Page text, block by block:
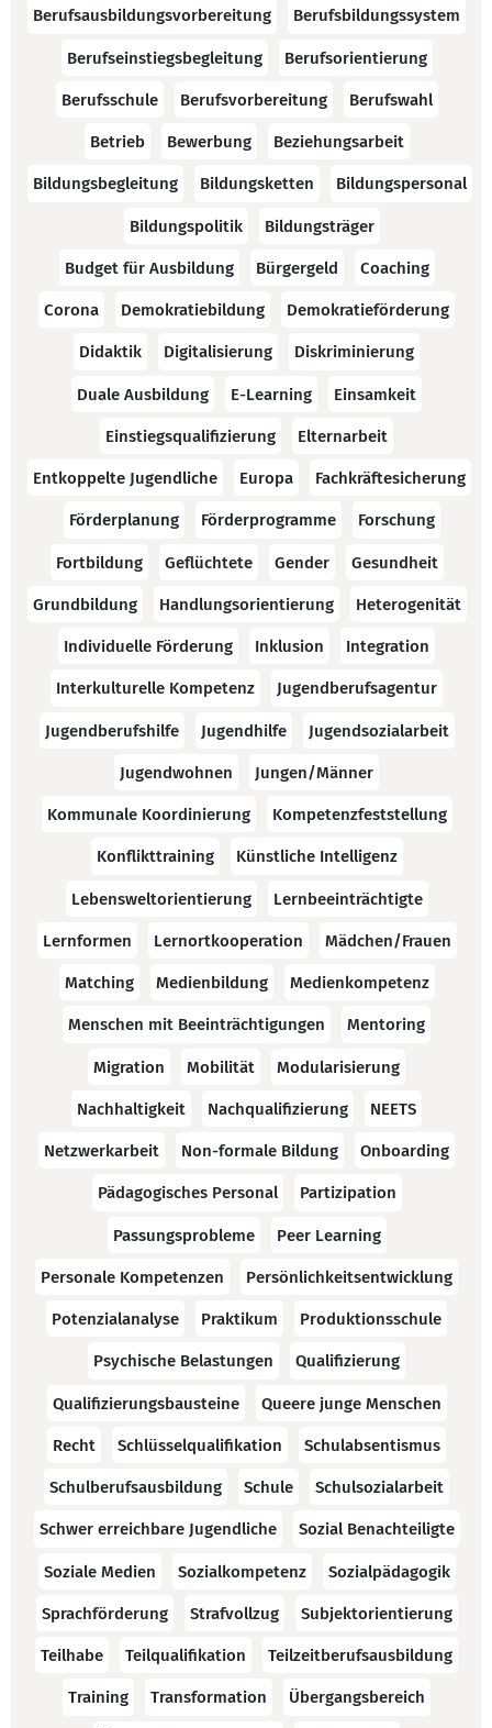
Berufsausbildungsvorbereitung Berufsbildungssystem
Berufseinstiegsbegleitung Berufsorientierung
Berufsschule Berufsvorbereitung Berufswahl
Betrieb Bewerbung Beziehungsarbeit
Bildungsbegleitung Bildungsketten Bildungspersonal
Bildungspolitik Bildungsträger
Budget für Ausbildung Bürgergeld Coaching
Corona Demokratiebildung Demokratieförderung
Didaktik Digitalisierung Diskriminierung
Duale Ausbildung E-Learning Einsamkeit
Einstiegsqualifizierung Elternarbeit
Entkoppelte Jugendliche Europa Fachkräftesicherung
Förderplanung Förderprogramme Forschung
Fortbildung Geflüchtete Gender Gesundheit
Grundbildung Handlungsorientierung Heterogenität
Individuelle Förderung Inklusion Integration
Interkulturelle Kompetenz Jugendberufsagentur
Jugendberufshilfe Jugendhilfe Jugendsozialarbeit
Jugendwohnen Jungen/Männer
Kommunale Koordinierung Kompetenzfeststellung
Konflikttraining Künstliche Intelligenz
Lebensweltorientierung Lernbeeinträchtigte
Lernformen Lernortkooperation Mädchen/Frauen
Matching Medienbildung Medienkompetenz
Menschen mit Beeinträchtigungen Mentoring
Migration Mobilität Modularisierung
Nachhaltigkeit Nachqualifizierung NEETS
Netzwerkarbeit Non-formale Bildung Onboarding
Pädagogisches Personal Partizipation
Passungsprobleme Peer Learning
Personale Kompetenzen Persönlichkeitsentwicklung
Potenzialanalyse Praktikum Produktionsschule
Psychische Belastungen Qualifizierung
Qualifizierungsbausteine Queere junge Menschen
Recht Schlüsselqualifikation Schulabsentismus
Schulberufsausbildung Schule Schulsozialarbeit
Schwer erreichbare Jugendliche Sozial Benachteiligte
Soziale Medien Sozialkompetenz Sozialpädagogik
Sprachförderung Strafvollzug Subjektorientierung
Teilhabe Teilqualifikation Teilzeitberufsausbildung
Training Transformation Übergangsbereich